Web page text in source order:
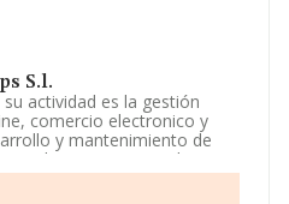
S.l.
actividad es la gestión
comercio electronico y
y mantenimiento de
potenciadas con
sociedad está registrada